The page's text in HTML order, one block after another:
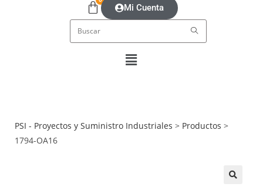
Mi Cuenta
PSI - Proyectos y Suministro Industriales > Productos >
1794-OA16